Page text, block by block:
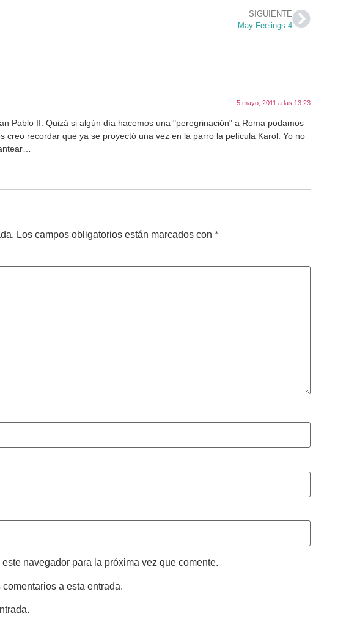
SIGUIENTE
May Feelings 4
5 mayo, 2011 a las 13:23
Pablo II. Quizá si algún día hacemos una "peregrinación" a Roma podamos
creo recordar que ya se proyectó una vez en la parro la película Karol. Yo no
Los campos obligatorios están marcados con *
navegador para la próxima vez que comente.
a esta entrada.